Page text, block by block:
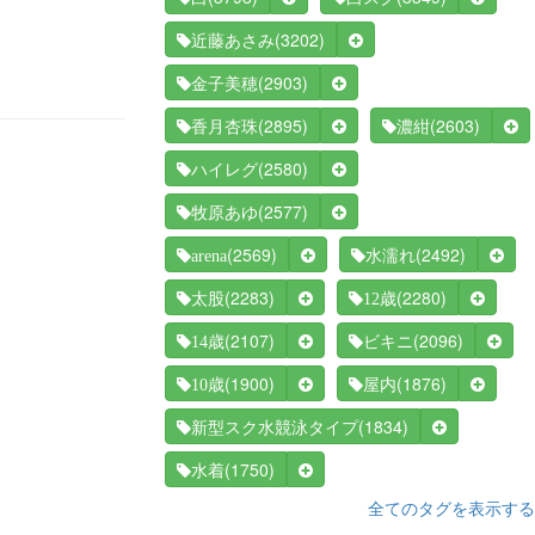
近藤あさみ(3202)
金子美穂(2903)
香月杏珠(2895) 濃紺(2603)
ハイレグ(2580)
牧原あゆ(2577)
arena(2569) 水濡れ(2492)
太股(2283) 12歳(2280)
14歳(2107) ビキニ (2096)
10歳(1900) 屋内(1876)
新型スク水競泳タイプ(1834)
水着(1750)
全てのタグを表示する